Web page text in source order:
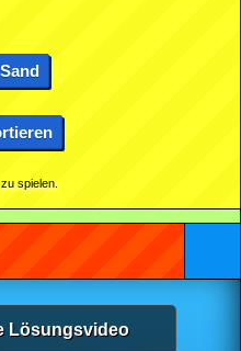
Sand
spielen.
Lösungsvideo